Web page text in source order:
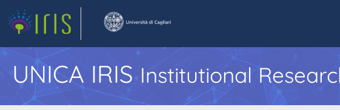
UNICA IRISInstitutional